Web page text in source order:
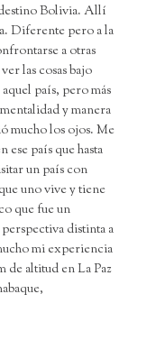
destino Bolivia. Allí
Diferente pero a la
a otras
las cosas bajo
país, pero más
y manera
mucho los ojos. Me
país que hasta
un país con
uno vive y tiene
que fue un
distinta a
mi experiencia
de altitud en La Paz